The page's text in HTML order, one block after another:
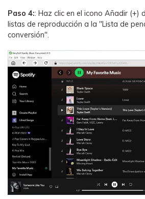
Paso 4:: Haz clic en el icono Añadir (+)
listas de reproducción a la "Lista de
conversión".